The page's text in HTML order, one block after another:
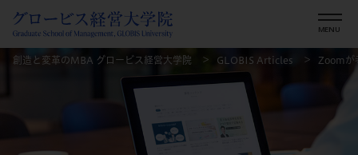
創造と変革のMBA グロービス経営大学院 GLOBIS Articles Zoomが